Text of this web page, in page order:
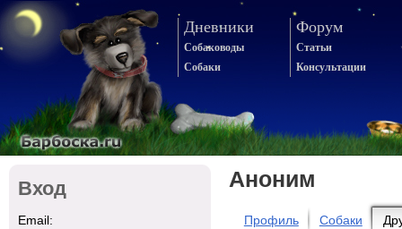
Дневники
Собаководы
Собаки
Форум
Статьи
Консультации
Аноним
Профиль Собаки
Вход
Email: